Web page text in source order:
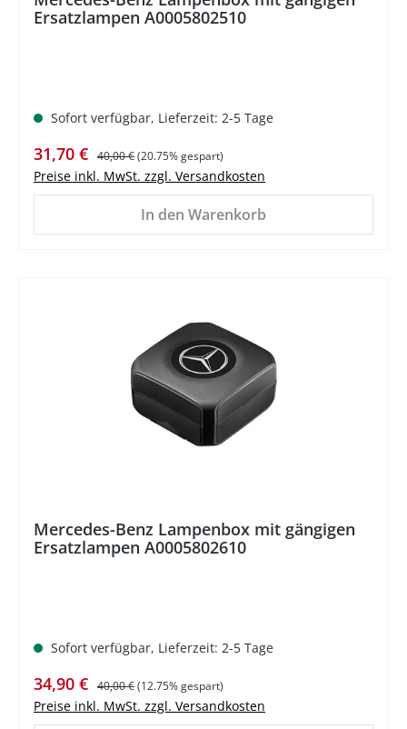
Ersatzlampen A0005802510
Sofort verfügbar, Lieferzeit: 2-5 Tage
Verkaufspreis:
31,70 € Regulärer Preis:
40,00 €(20.75% gespart)
Preise inkl. MwSt. zzgl. Versandkosten
In den Warenkorb
Mercedes-Benz Lampenbox mit gängigen
Ersatzlampen A0005802610
Sofort verfügbar, Lieferzeit: 2-5 Tage
Verkaufspreis:
34,90 € Regulärer Preis:
40,00 €(12.75% gespart)
Preise inkl. MwSt. zzgl. Versandkosten